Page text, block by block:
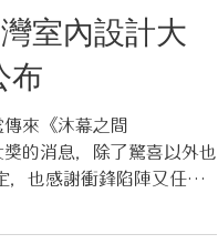
室內設計大
布
來《沐幕之間
的消息，除了驚喜以外也
，也感謝衝鋒陷陣又任勞
力的😊